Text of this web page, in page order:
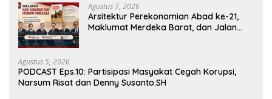
Agustus 7, 2026
Arsitektur Perekonomian Abad ke-21,
Maklumat Merdeka Barat, dan Jalan
Agustus 5, 2026
PODCAST Eps.10: Partisipasi Masyakat Cegah Korupsi,
Narsum Risat dan Denny Susanto.SH